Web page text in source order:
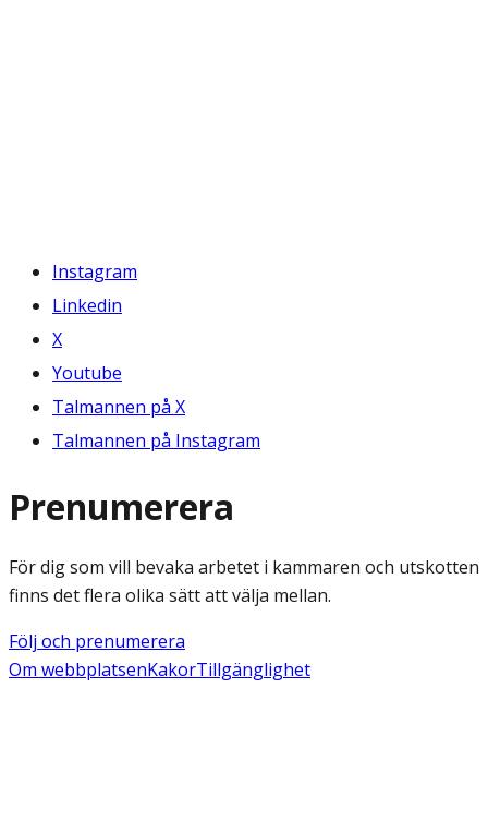
Instagram
Linkedin
X
Youtube
Talmannen på X
Talmannen på Instagram
Prenumerera
För dig som vill bevaka arbetet i kammaren och utskotten
finns det flera olika sätt att välja mellan.
Följ och prenumerera
Om webbplatsenKakorTillgänglighet